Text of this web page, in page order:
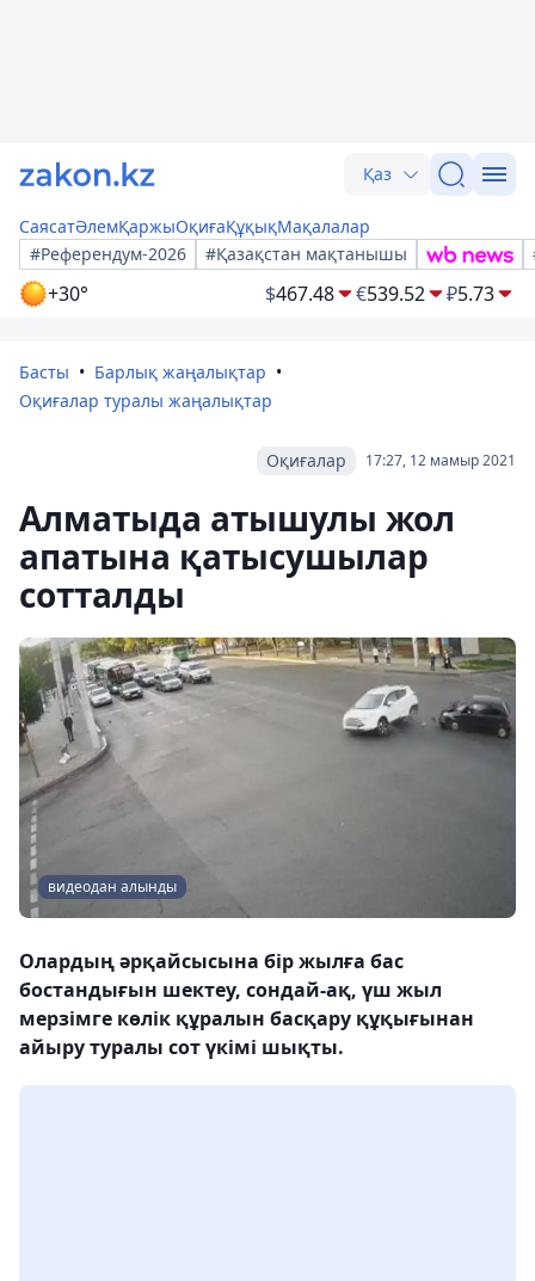
Қаз
СаясатӘлемҚаржыОқиғаҚұқықМақалалар
#Референдум-2026
#Қазақстан мақтанышы
+30° $467.48 €539.52 ₽5.73
Басты
Барлық жаңалықтар
Оқиғалар туралы жаңалықтар
17:27, 12 мамыр 2021
Оқиғалар
Алматыда атышулы жол
апатына қатысушылар
сотталды
видеодан алынды
Олардың әрқайсысына бір жылға бас
бостандығын шектеу, сондай-ақ, үш жыл
мерзімге көлік құралын басқару құқығынан
айыру туралы сот үкімі шықты.